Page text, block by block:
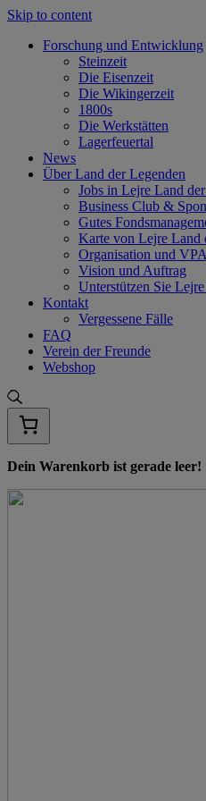
Skip to content
Forschung und Entwicklung
Steinzeit
Die Eisenzeit
Die Wikingerzeit
1800s
Die Werkstätten
Lagerfeuertal
News
Über Land der Legenden
Jobs in Lejre Land
Business Club &
Gutes
Karte von Lejre Land
Organisation und
Vision und Auftrag
Unterstützen Sie
Kontakt
Vergessene Fälle
FAQ
Verein der Freunde
Webshop
Dein Warenkorb ist gerade leer!